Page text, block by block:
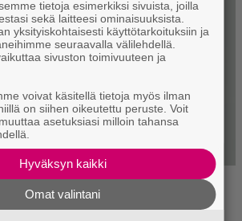
tietoja esimerkiksi sivuista, joilla
sekä laitteesi ominaisuuksista.
yksityiskohtaisesti käyttötarkoituksiin ja
seuraavalla välilehdellä.
sivuston toimivuuteen ja
voivat käsitellä tietoja myös ilman
on siihen oikeutettu peruste. Voit
asetuksiasi milloin tahansa
Hyväksyn kaikki
Omat valintani